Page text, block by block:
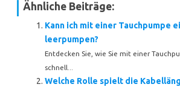
Ähnliche Beiträge:
Kann ich mit einer Tauchpumpe
leerpumpen?
Entdecken Sie, wie Sie mit einer
schnell...
Welche Rolle spielt die